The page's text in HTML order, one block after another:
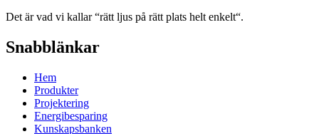
Det är vad vi kallar “rätt ljus på rätt plats helt enkelt“.
Snabblänkar
Hem
Produkter
Projektering
Energibesparing
Kunskapsbanken